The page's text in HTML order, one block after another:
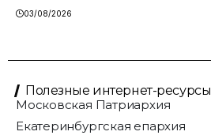
03/08/2026
Полезные интернет-ресурсы
Московская Патриархия
Екатеринбургская епархия